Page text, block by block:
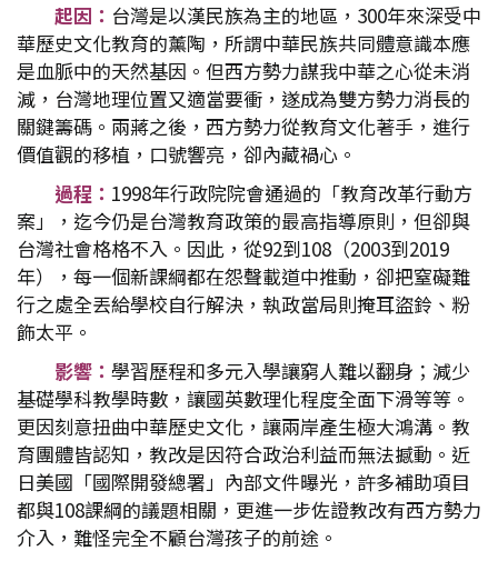
起因： 台灣是以漢民族為主的地區，300年來深受中
華歷史文化教育的薰陶，所謂中華民族共同體意識本應
是血脈中的天然基因。但西方勢力謀我中華之心從未消
減，台灣地理位置又適當要衝，遂成為雙方勢力消長的
關鍵籌碼。兩蔣之後，西方勢力從教育文化著手，進行
價值觀的移植，口號響亮，卻內藏禍心。
過程： 1998年行政院院會通過的「教育改革行動方
案」，迄今仍是台灣教育政策的最高指導原則，但卻與
台灣社會格格不入。因此，從92到108（2003到2019
年），每一個新課綱都在怨聲載道中推動，卻把窒礙難
行之處全丟給學校自行解決，執政當局則掩耳盜鈴、粉
飾太平。
影響： 學習歷程和多元入學讓窮人難以翻身；減少
基礎學科教學時數，讓國英數理化程度全面下滑等等。
更因刻意扭曲中華歷史文化，讓兩岸產生極大鴻溝。教
育團體皆認知，教改是因符合政治利益而無法撼動。近
日美國「國際開發總署」內部文件曝光，許多補助項目
都與108課綱的議題相關，更進一步佐證教改有西方勢力
介入，難怪完全不顧台灣孩子的前途。